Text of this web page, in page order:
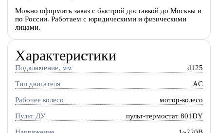
Можно оформить заказ с быстрой доставкой до Москвы и
по России. Работаем с юридическими и физическими
лицами.
Характеристики
Подключение, мм d125
Тип двигателя AC
Рабочее колесо мотор-колесо
Пульт ДУ пульт-термостат 801DY